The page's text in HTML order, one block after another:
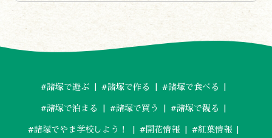
#諸塚で遊ぶ #諸塚で作る #諸塚で食べる
#諸塚で泊まる #諸塚で買う #諸塚で観る
#諸塚でやま学校しよう！ #開花情報 #紅葉情報